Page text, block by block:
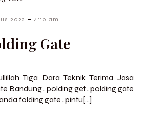
2022 - 4:10 am
Gate
Tiga Dara Teknik Terima Jasa
Bandung , polding get , polding gate
folding gate , pintu[…]